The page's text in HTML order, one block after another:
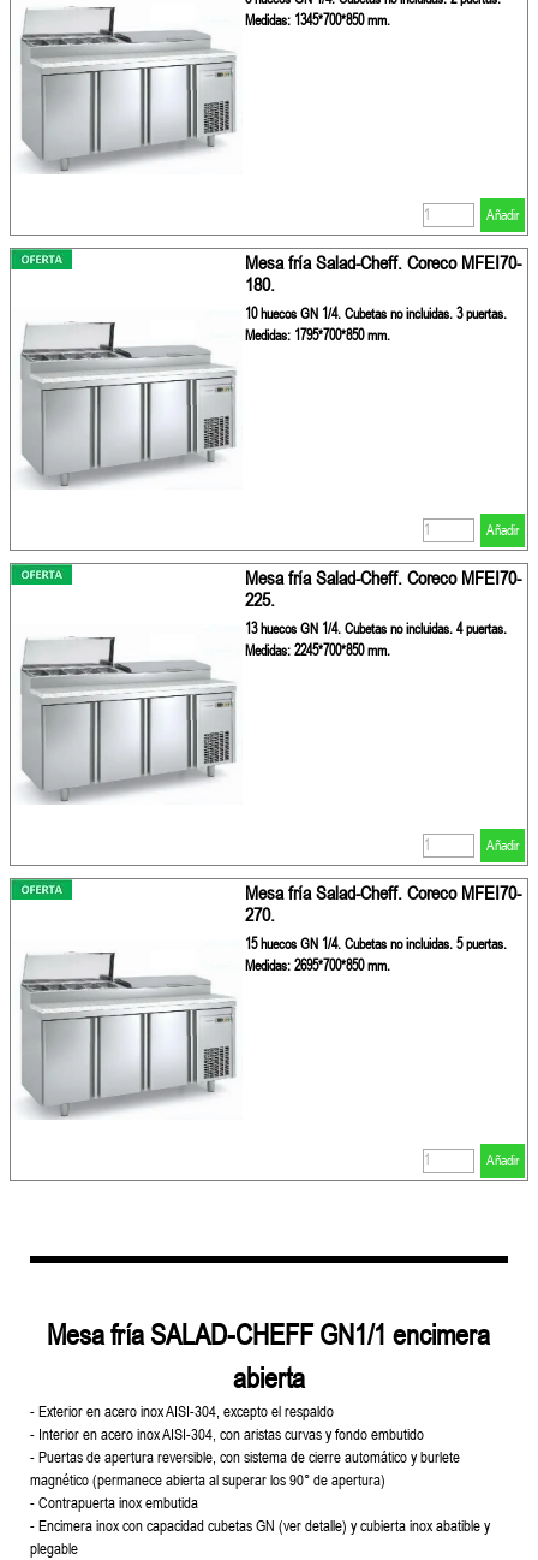
Medidas: 1345*700*850 mm.
Añadir
Mesa fría Salad-Cheff. Coreco MFEI70-
180.
10 huecos GN 1/4. Cubetas no incluidas. 3 puertas.
Medidas: 1795*700*850 mm.
Añadir
Mesa fría Salad-Cheff. Coreco MFEI70-
225.
13 huecos GN 1/4. Cubetas no incluidas. 4 puertas.
Medidas: 2245*700*850 mm.
Añadir
Mesa fría Salad-Cheff. Coreco MFEI70-
270.
15 huecos GN 1/4. Cubetas no incluidas. 5 puertas.
Medidas: 2695*700*850 mm.
Añadir
Mesa fría SALAD-CHEFF GN1/1 encimera
abierta
- Exterior en acero inox AISI-304, excepto el respaldo
- Interior en acero inox AISI-304, con aristas curvas y fondo embutido
- Puertas de apertura reversible, con sistema de cierre automático y burlete
magnético (permanece abierta al superar los 90° de apertura)
- Contrapuerta inox embutida
- Encimera inox con capacidad cubetas GN (ver detalle) y cubierta inox abatible y
plegable